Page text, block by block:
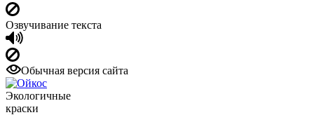
Озвучивание текста
Обычная версия сайта
Экологичные
краски